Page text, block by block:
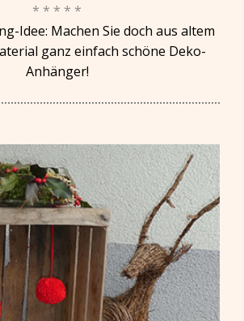
* * * * *
Idee: Machen Sie doch aus altem
ganz einfach schöne Deko-
Anhänger!